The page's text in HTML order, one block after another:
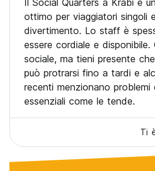
Il Social Quarters a Krabi è
ottimo per viaggiatori singoli
divertimento. Lo staff è
essere cordiale e
sociale, ma tieni presente
può protrarsi fino a tardi e
recenti menzionano problemi
essenziali come le tende.
Ti